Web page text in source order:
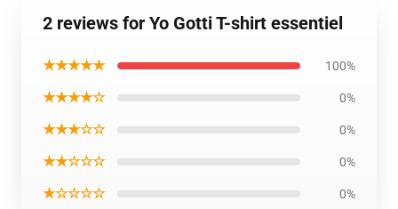
2 reviews for Yo Gotti T-shirt essentiel
★★★★★ 100%
★★★★☆ 0%
★★★☆☆ 0%
★★☆☆☆ 0%
★☆☆☆☆ 0%